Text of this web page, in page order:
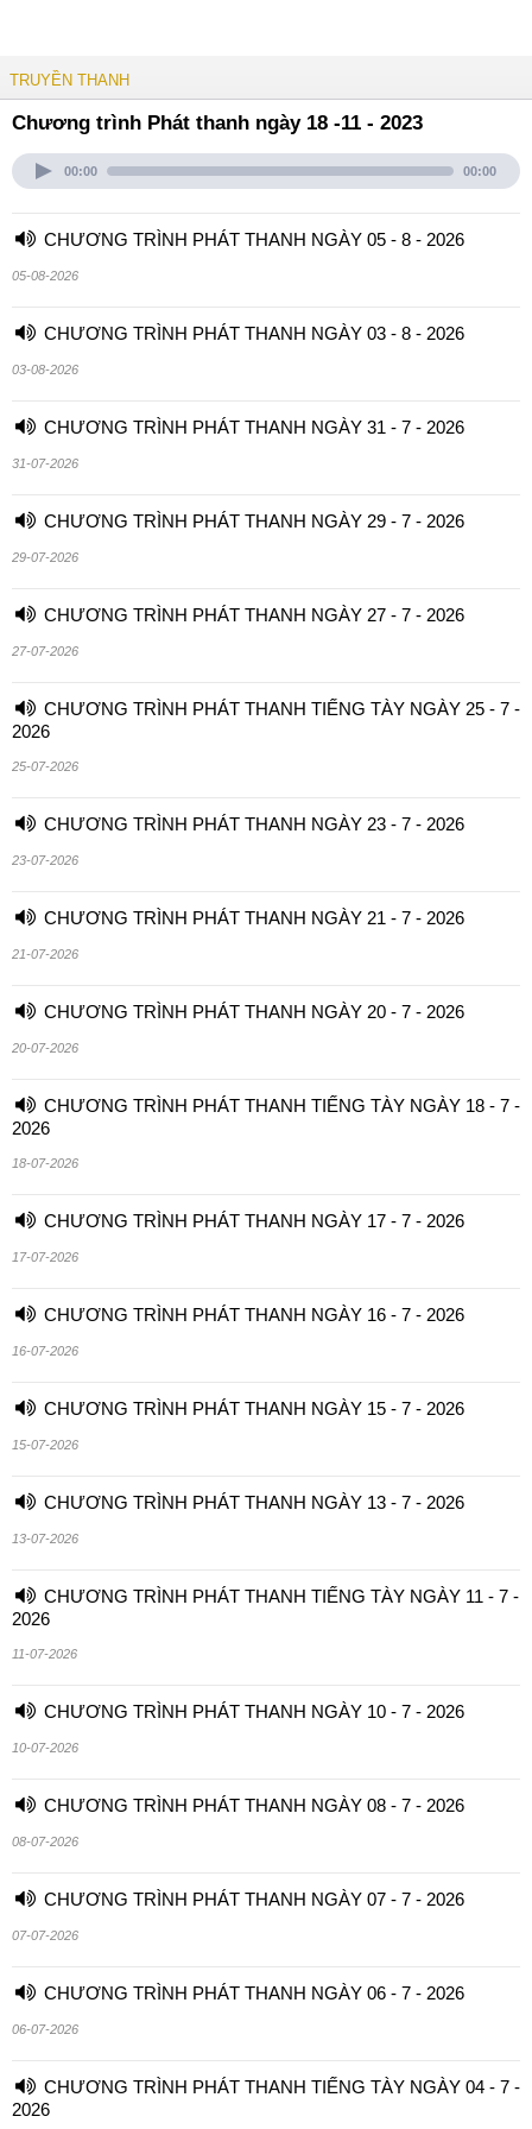
TRUYỀN THANH
Chương trình Phát thanh ngày 18 -11 - 2023
00:00 00:00
CHƯƠNG TRÌNH PHÁT THANH NGÀY 05 - 8 - 2026
05-08-2026
CHƯƠNG TRÌNH PHÁT THANH NGÀY 03 - 8 - 2026
03-08-2026
CHƯƠNG TRÌNH PHÁT THANH NGÀY 31 - 7 - 2026
31-07-2026
CHƯƠNG TRÌNH PHÁT THANH NGÀY 29 - 7 - 2026
29-07-2026
CHƯƠNG TRÌNH PHÁT THANH NGÀY 27 - 7 - 2026
27-07-2026
CHƯƠNG TRÌNH PHÁT THANH TIẾNG TÀY NGÀY 25 - 7 -
2026
25-07-2026
CHƯƠNG TRÌNH PHÁT THANH NGÀY 23 - 7 - 2026
23-07-2026
CHƯƠNG TRÌNH PHÁT THANH NGÀY 21 - 7 - 2026
21-07-2026
CHƯƠNG TRÌNH PHÁT THANH NGÀY 20 - 7 - 2026
20-07-2026
CHƯƠNG TRÌNH PHÁT THANH TIẾNG TÀY NGÀY 18 - 7 -
2026
18-07-2026
CHƯƠNG TRÌNH PHÁT THANH NGÀY 17 - 7 - 2026
17-07-2026
CHƯƠNG TRÌNH PHÁT THANH NGÀY 16 - 7 - 2026
16-07-2026
CHƯƠNG TRÌNH PHÁT THANH NGÀY 15 - 7 - 2026
15-07-2026
CHƯƠNG TRÌNH PHÁT THANH NGÀY 13 - 7 - 2026
13-07-2026
CHƯƠNG TRÌNH PHÁT THANH TIẾNG TÀY NGÀY 11 - 7 -
2026
11-07-2026
CHƯƠNG TRÌNH PHÁT THANH NGÀY 10 - 7 - 2026
10-07-2026
CHƯƠNG TRÌNH PHÁT THANH NGÀY 08 - 7 - 2026
08-07-2026
CHƯƠNG TRÌNH PHÁT THANH NGÀY 07 - 7 - 2026
07-07-2026
CHƯƠNG TRÌNH PHÁT THANH NGÀY 06 - 7 - 2026
06-07-2026
CHƯƠNG TRÌNH PHÁT THANH TIẾNG TÀY NGÀY 04 - 7 -
2026